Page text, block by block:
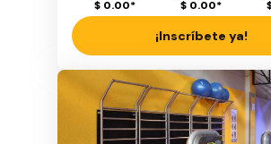
$ 0.00*
$ 0.00*
¡Inscríbete ya!